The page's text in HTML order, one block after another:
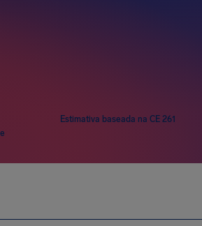
Estimativa baseada na CE 261